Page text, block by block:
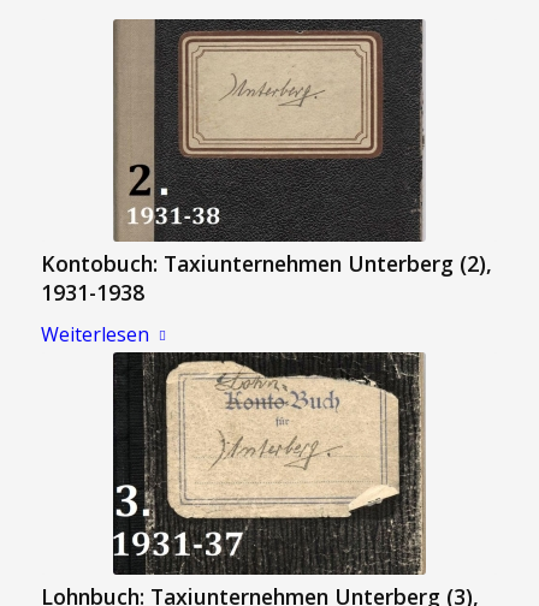
Kontobuch: Taxiunternehmen Unterberg (2),
1931-1938
Weiterlesen
Lohnbuch: Taxiunternehmen Unterberg (3),